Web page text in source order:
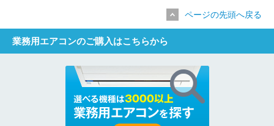
ページの先頭へ戻る
業務用エアコンのご購入はこちらから